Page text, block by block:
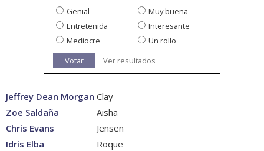
Genial
Muy buena
Entretenida
Interesante
Mediocre
Un rollo
Votar
Ver resultados
Jeffrey Dean Morgan Clay
Zoe Saldaña
Aisha
Chris Evans
Jensen
Idris Elba
Roque